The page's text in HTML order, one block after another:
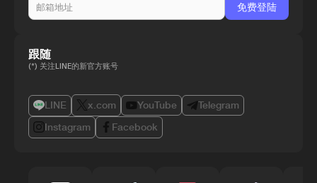
跟随
(*) 关注LINE的新官方账号
LINE x.com YouTube
Telegram
Instagram
Facebook